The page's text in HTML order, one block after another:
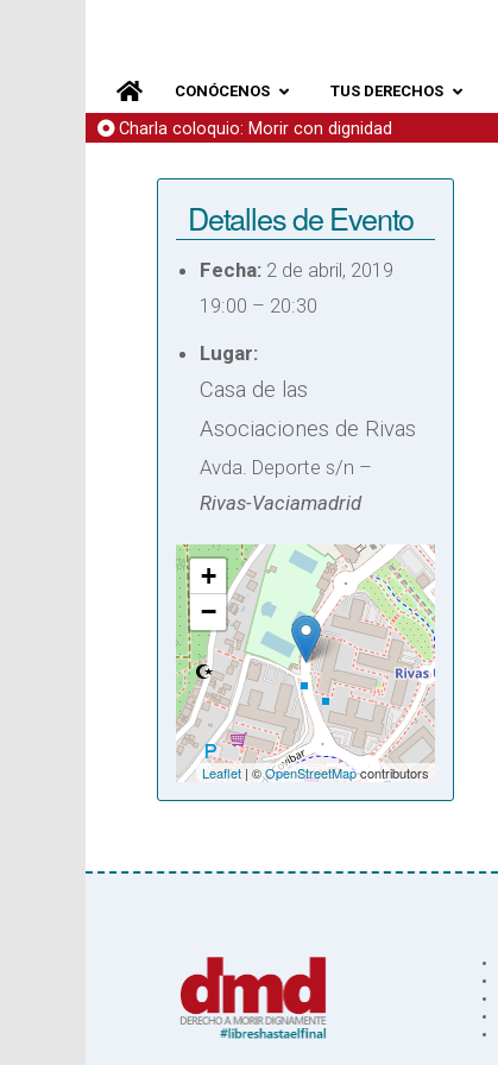
CONÓCENOS TUS DERECHOS
Charla coloquio: Morir con dignidad
Detalles de Evento
Fecha: 2 de abril, 2019
19:00 – 20:30
Lugar:
Casa de las
Asociaciones de Rivas
Avda. Deporte s/n –
Rivas-Vaciamadrid
+
−
Leaflet | ©OpenStreetMapcontributors